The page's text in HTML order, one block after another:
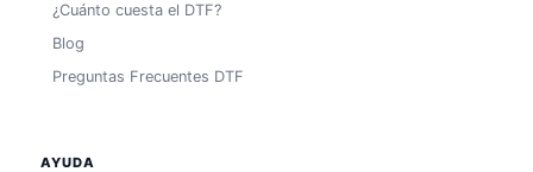
¿Cuánto cuesta el DTF?
Blog
Preguntas Frecuentes DTF
AYUDA